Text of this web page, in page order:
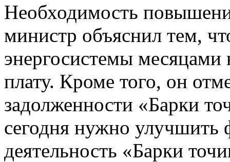
Необходимость
министр объяснил тем,
энергосистемы месяцами
плату. Кроме того, он
задолженности «Барки
сегодня нужно улучшить
деятельность «Барки